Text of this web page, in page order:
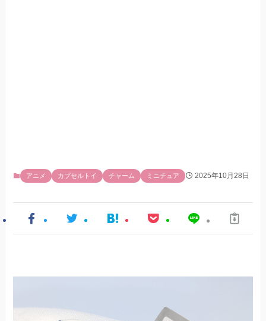
アニメ カプセルトイ チャーム ミニチュア 2025年10月28日